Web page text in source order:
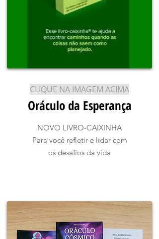
CLIQUE NA IMAGEM ACIMA
Oráculo da Esperança
NOVO LIVRO-CAIXINHA
Para você refletir e lidar com
os desafios da vida